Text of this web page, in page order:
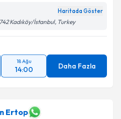
Haritada Göster
Kadıköy/İstanbul, Turkey
18 Ağu
14:00 Daha Fazla
Ertop